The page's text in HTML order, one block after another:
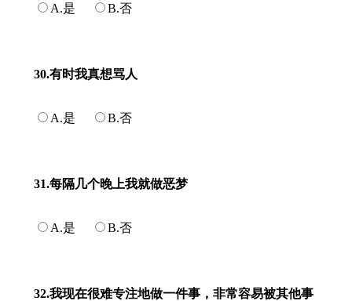
A.是 B.否
30.有时我真想骂人
A.是 B.否
31.每隔几个晚上我就做恶梦
A.是 B.否
32.我现在很难专注地做一件事，非常容易被其他事